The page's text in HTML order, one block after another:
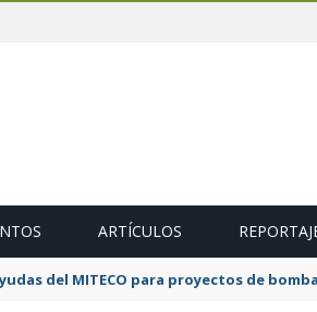
ARTÍCULOS
de 600 MW de cogeneración de alta